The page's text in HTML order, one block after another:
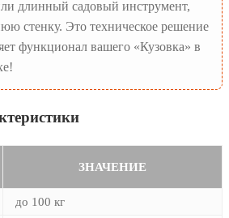
длинный садовый инструмент,
стенку. Это техническое решение
функционал вашего «Кузовка» в
ЗНАЧЕНИЕ
до 100 кг